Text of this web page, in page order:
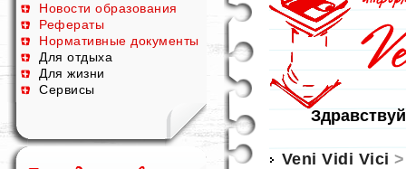
Новости образования
Рефераты
Нормативные документы
Для отдыха
Для жизни
Сервисы
Veni Vidi Vici